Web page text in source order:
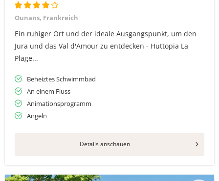
Ounans, Frankreich
Ein ruhiger Ort und der ideale Ausgangspunkt, um den
Jura und das Val d'Amour zu entdecken - Huttopia La
Plage...
Beheiztes Schwimmbad
An einem Fluss
Animationsprogramm
Angeln
Details anschauen